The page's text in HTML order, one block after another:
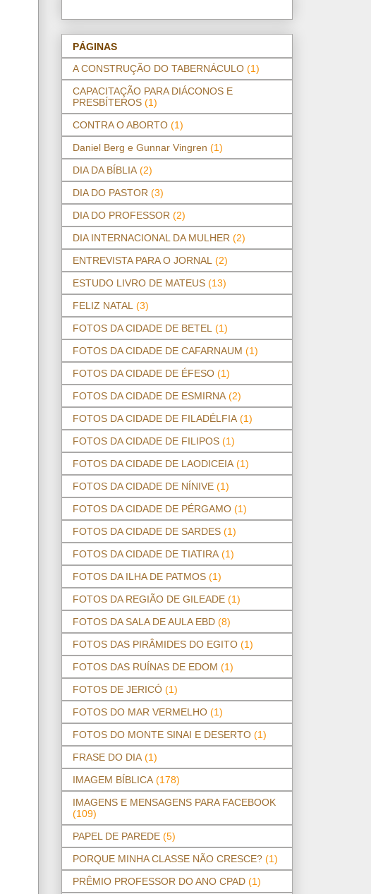
PÁGINAS
A CONSTRUÇÃO DO TABERNÁCULO (1)
CAPACITAÇÃO PARA DIÁCONOS E
PRESBÍTEROS (1)
CONTRA O ABORTO (1)
Daniel Berg e Gunnar Vingren (1)
DIA DA BÍBLIA (2)
DIA DO PASTOR (3)
DIA DO PROFESSOR (2)
DIA INTERNACIONAL DA MULHER (2)
ENTREVISTA PARA O JORNAL (2)
ESTUDO LIVRO DE MATEUS (13)
FELIZ NATAL (3)
FOTOS DA CIDADE DE BETEL (1)
FOTOS DA CIDADE DE CAFARNAUM (1)
FOTOS DA CIDADE DE ÉFESO (1)
FOTOS DA CIDADE DE ESMIRNA (2)
FOTOS DA CIDADE DE FILADÉLFIA (1)
FOTOS DA CIDADE DE FILIPOS (1)
FOTOS DA CIDADE DE LAODICEIA (1)
FOTOS DA CIDADE DE NÍNIVE (1)
FOTOS DA CIDADE DE PÉRGAMO (1)
FOTOS DA CIDADE DE SARDES (1)
FOTOS DA CIDADE DE TIATIRA (1)
FOTOS DA ILHA DE PATMOS (1)
FOTOS DA REGIÃO DE GILEADE (1)
FOTOS DA SALA DE AULA EBD (8)
FOTOS DAS PIRÂMIDES DO EGITO (1)
FOTOS DAS RUÍNAS DE EDOM (1)
FOTOS DE JERICÓ (1)
FOTOS DO MAR VERMELHO (1)
FOTOS DO MONTE SINAI E DESERTO (1)
FRASE DO DIA (1)
IMAGEM BÍBLICA (178)
IMAGENS E MENSAGENS PARA FACEBOOK
(109)
PAPEL DE PAREDE (5)
PORQUE MINHA CLASSE NÃO CRESCE? (1)
PRÊMIO PROFESSOR DO ANO CPAD (1)